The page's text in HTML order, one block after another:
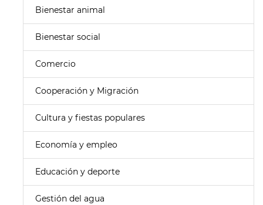
Bienestar animal
Bienestar social
Comercio
Cooperación y Migración
Cultura y fiestas populares
Economía y empleo
Educación y deporte
Gestión del agua